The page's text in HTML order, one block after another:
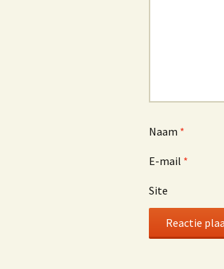
Naam *
E-mail *
Site